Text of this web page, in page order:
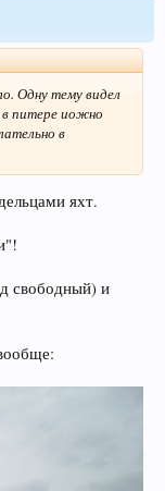
Одну тему видел
в питере иожно
в
яхт.
свободный) и